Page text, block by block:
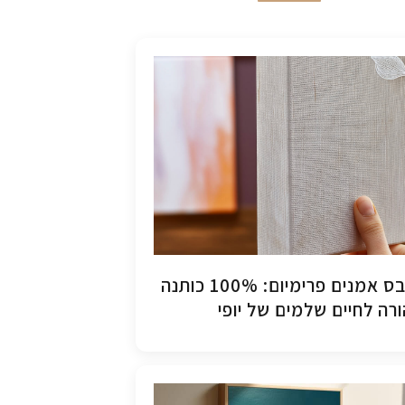
קנבס אמנים פרימיום: 100% כותנה
לחיים שלמים של יופי